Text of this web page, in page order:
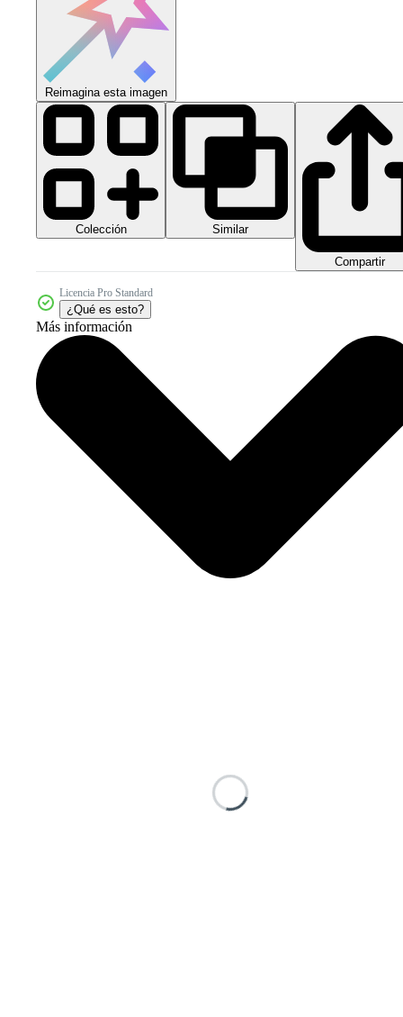
Reimagina esta imagen
Colección Similar
Compartir
Licencia Pro Standard
¿Qué es esto?
Más información